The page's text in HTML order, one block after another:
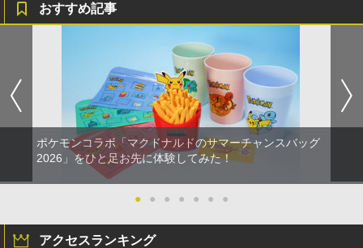
おすすめ記事
ポケモンコラボ「マクドナルドのサマーチャンスバッグ
2026」をひと足お先に体験してみた！
● ● ● ● ● ● ●
アクセスランキング